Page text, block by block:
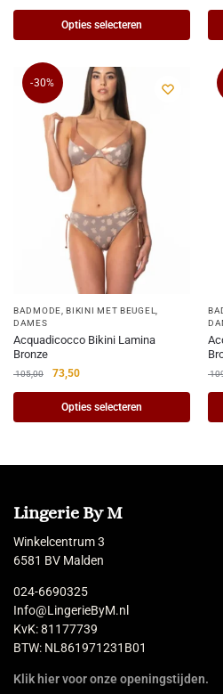
Opties selecteren
-30%
BADMODE ,BIKINI MET BEUGEL
DAMES
Acquadicocco Bikini Lamina
Bronze
105,00 73,50
Opties selecteren
Lingerie By M
Winkelcentrum 3
6581 BV Malden
024-6690325
Info@LingerieByM.nl
KvK: 81177739
BTW: NL861971231B01
Klik hier voor onze openingstijden.